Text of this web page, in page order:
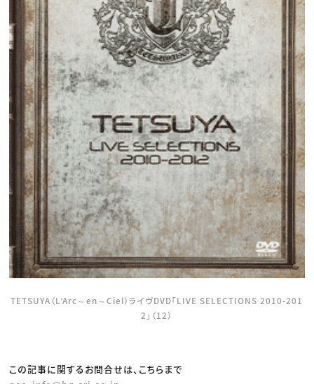
TETSUYA（L’Arc～en～Ciel）ライヴDVD「LIVE SELECTIONS 2010-201
2」（12）
この記事に関するお問合せは、こちらまで